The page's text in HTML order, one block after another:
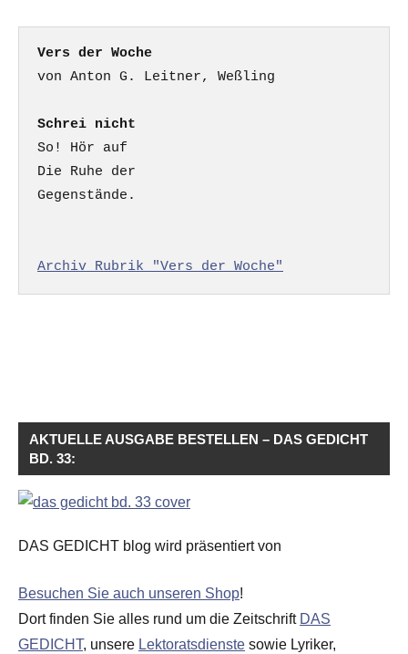
Vers der Woche
Schrei nicht
So! Hör auf
Die Ruhe der
Gegenstände.
Archiv Rubrik "Vers der Woche"
AKTUELLE AUSGABE BESTELLEN – DAS GEDICHT
BD. 33:
DAS GEDICHT blog wird präsentiert von
Besuchen Sie auch unseren Shop!
Dort finden Sie alles rund um die Zeitschrift DAS
GEDICHT, unsere Lektoratsdienste sowie Lyriker,